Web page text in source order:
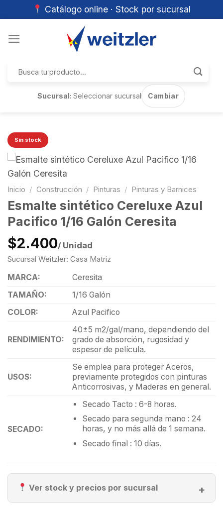
Catálogo online · Stock por sucursal
por:
Sucursal:Seleccionar sucursal Cambiar
Sin stock
Inicio / Construcción / Pinturas / Pinturas y Barnices
Esmalte sintético Cereluxe Azul
Pacifico 1/16 Galón Ceresita
$2.400/ Unidad
Sucursal Weitzler: Casa Matriz
MARCA:
Ceresita
TAMAÑO:
1/16 Galón
COLOR:
Azul Pacifico
RENDIMIENTO:
40±5 m2/gal/mano, dependiendo del
grado de absorción, rugosidad y
espesor de película.
USOS:
Se emplea para proteger Aceros,
previamente protegidos con pinturas
Anticorrosivas, y Maderas en general.
SECADO:
Secado Tacto : 6-8 horas.
Secado para segunda mano : 24
horas, y no más allá de 1 semana.
Secado final : 10 días.
Ver stock y precios por sucursal